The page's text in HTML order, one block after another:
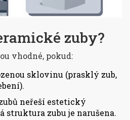
zuby?
vhodné, pokud:
sklovinu (prasklý zub,
neřeší estetický
struktura zubu je narušena.